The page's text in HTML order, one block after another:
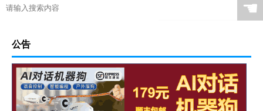
☚
公告